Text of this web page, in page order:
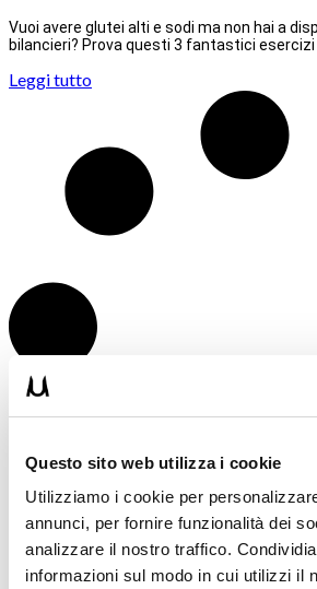
Questo sito web utilizza i cookie
Utilizziamo i cookie per
annunci, per fornire funzionalità dei
analizzare il nostro traffico.
informazioni sul modo in cui utilizzi il
Vuoi avere glutei alti e sodi ma non hai a
bilancieri? Prova questi 3 fantastici esercizi
Leggi tutto